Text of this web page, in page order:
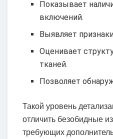
Показывает
включений.
Выявляет
Оценивает
тканей.
Позволяет
Такой уровень
отличить безобидные
требующих